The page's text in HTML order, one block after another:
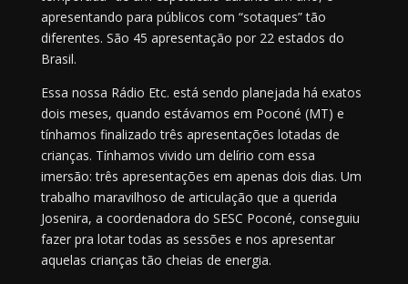
apresentando para públicos com “sotaques” tão
diferentes. São 45 apresentação por 22 estados do
Brasil.
Essa nossa Rádio Etc. está sendo planejada há exatos
dois meses, quando estávamos em Poconé (MT) e
tínhamos finalizado três apresentações lotadas de
crianças. Tínhamos vivido um delírio com essa
imersão: três apresentações em apenas dois dias. Um
trabalho maravilhoso de articulação que a querida
Josenira, a coordenadora do SESC Poconé, conseguiu
fazer pra lotar todas as sessões e nos apresentar
aquelas crianças tão cheias de energia.